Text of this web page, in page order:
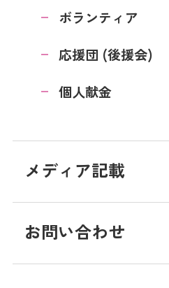
ボランティア
応援団 (後援会)
個人献金
メディア記載
お問い合わせ